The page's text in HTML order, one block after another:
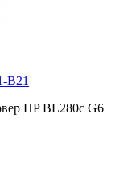
B21
HP BL280c G6